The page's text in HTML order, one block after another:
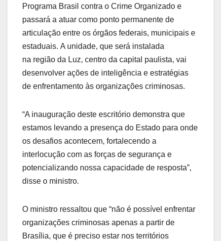
Programa Brasil contra o Crime Organizado e
passará a atuar como ponto permanente de
articulação entre os órgãos federais, municipais e
estaduais. A unidade, que será instalada
na região da Luz, centro da capital paulista, vai
desenvolver ações de inteligência e estratégias
de enfrentamento às organizações criminosas.
“A inauguração deste escritório demonstra que
estamos levando a presença do Estado para onde
os desafios acontecem, fortalecendo a
interlocução com as forças de segurança e
potencializando nossa capacidade de resposta”,
disse o ministro.
O ministro ressaltou que “não é possível enfrentar
organizações criminosas apenas a partir de
Brasília, que é preciso estar nos territórios